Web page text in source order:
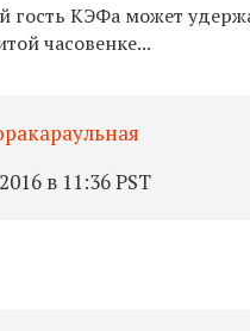
гость КЭФа может
часовенке...
в 11:36 PST